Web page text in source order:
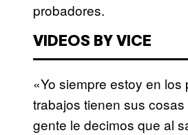
probadores.
VIDEOS BY VICE
«Yo siempre estoy en
trabajos tienen sus
gente le decimos que al